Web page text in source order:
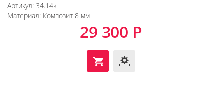
Артикул: 34.14k
Материал: Композит 8 мм
29 300 Р